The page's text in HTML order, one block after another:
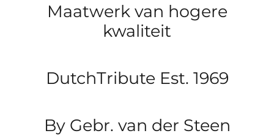
Maatwerk van hogere
kwaliteit
DutchTribute Est. 1969
By Gebr. van der Steen